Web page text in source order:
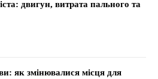
двигун, витрата пального та
як змінювалися місця для